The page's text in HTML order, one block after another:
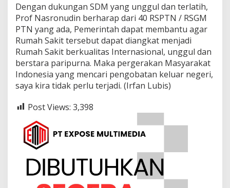
Dengan dukungan SDM yang unggul dan terlatih,
Prof Nasronudin berharap dari 40 RSPTN / RSGM
PTN yang ada, Pemerintah dapat membantu agar
Rumah Sakit tersebut dapat diangkat menjadi
Rumah Sakit berkualitas Internasional, unggul dan
berstara paripurna. Maka pergerakan Masyarakat
Indonesia yang mencari pengobatan keluar negeri,
saya kira tidak perlu terjadi. (Irfan Lubis)
Post Views: 3,398